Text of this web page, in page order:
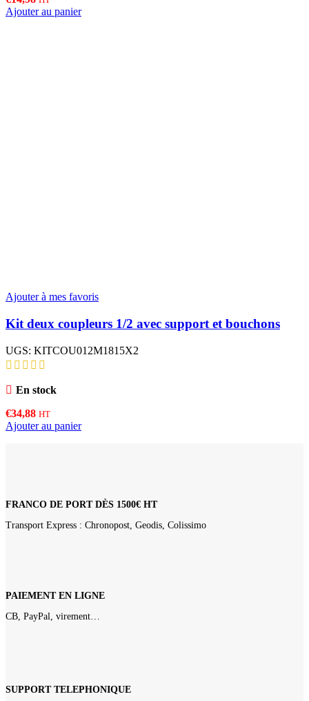
Ajouter au panier
Ajouter à mes favoris
Kit deux coupleurs 1/2 avec support et bouchons
UGS: KITCOU012M1815X2
En stock
€34,88 HT
Ajouter au panier
FRANCO DE PORT DÈS 1500€ HT
Transport Express : Chronopost, Geodis, Colissimo
PAIEMENT EN LIGNE
CB, PayPal, virement…
SUPPORT TELEPHONIQUE